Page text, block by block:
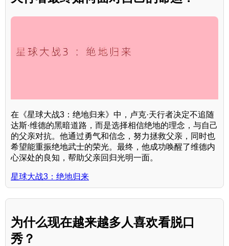
在《星球大战3：绝地归来》中，卢克·天行者决定不追随
达斯·维德的黑暗道路，而是选择相信绝地的理念，与自己
的父亲对抗。他通过勇气和信念，努力拯救父亲，同时也
希望能重振绝地武士的荣光。最终，他成功唤醒了维德内
心深处的良知，帮助父亲回归光明一面。
星球大战3：绝地归来
为什么现在越来越多人喜欢看脱口
秀？